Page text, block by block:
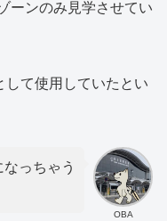
ーンのみ見学させてい
て使用していたとい
OBA
っちゃう